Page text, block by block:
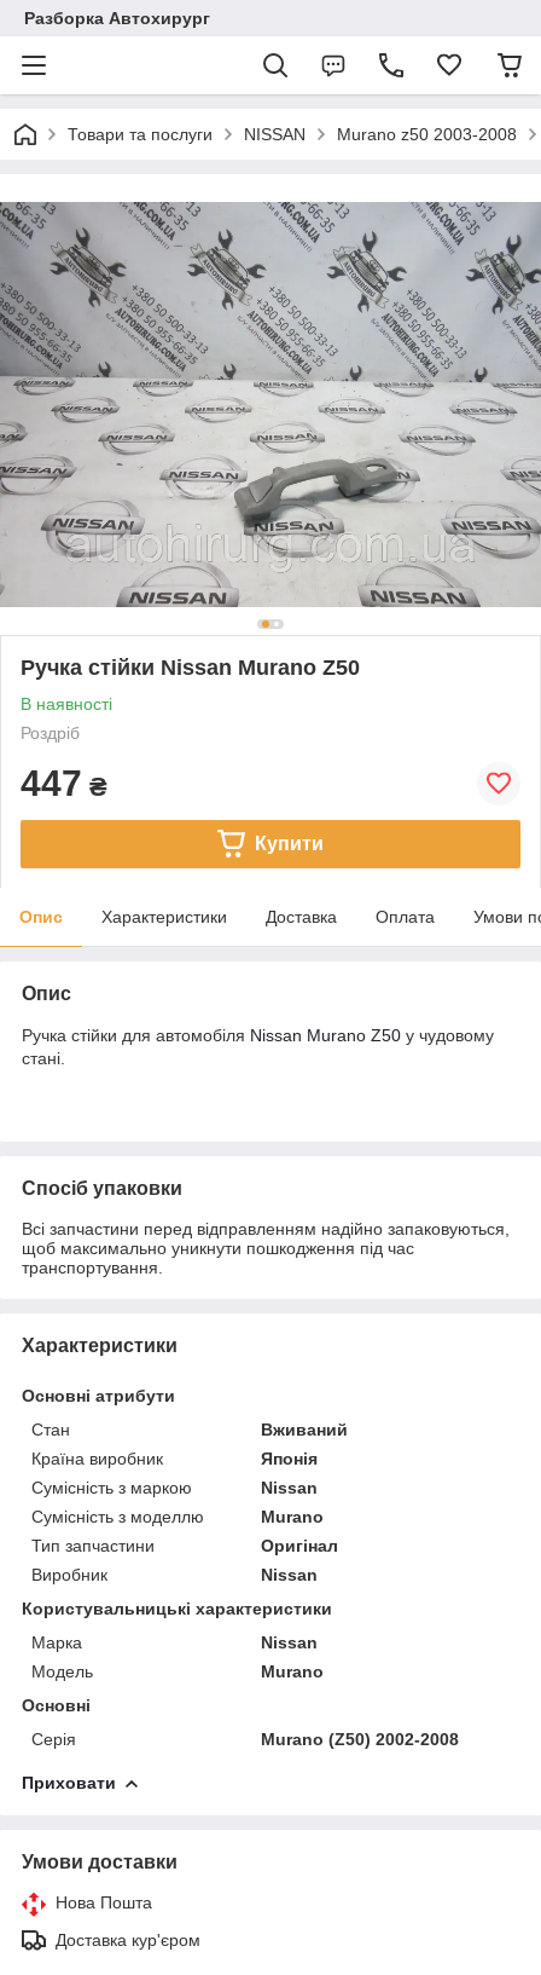
Разборка Автохирург
Товари та послуги NISSAN Murano z50 2003-2008
Ручка стійки Nissan Murano Z50
В наявності
Роздріб
447 ₴
Купити
Опис Характеристики Доставка Оплата Умови
Опис
Ручка стійки для автомобіля Nissan Murano Z50 у чудовому
стані.
Спосіб упаковки
Всі запчастини перед відправленням надійно запаковуються,
щоб максимально уникнути пошкодження під час
транспортування.
Характеристики
Основні атрибути
Стан
Вживаний
Країна виробник
Японія
Сумісність з маркою
Nissan
Сумісність з моделлю
Murano
Тип запчастини
Оригінал
Виробник
Nissan
Користувальницькі характеристики
Марка
Nissan
Модель
Murano
Основні
Серія
Murano (Z50) 2002-2008
Приховати
Умови доставки
Нова Пошта
Доставка кур'єром